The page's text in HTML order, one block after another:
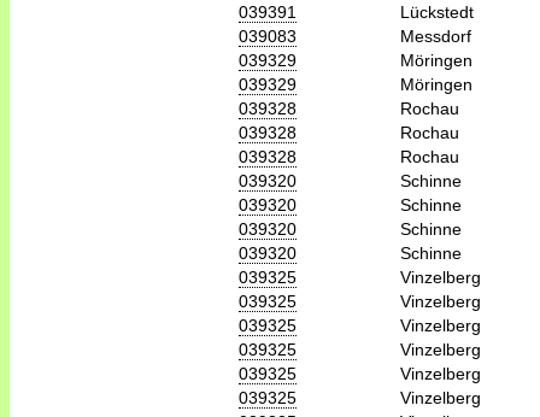
039391
Lückstedt
039083
Messdorf
039329
Möringen
039329
Möringen
039328
Rochau
039328
Rochau
039328
Rochau
039320
Schinne
039320
Schinne
039320
Schinne
039320
Schinne
039325
Vinzelberg
039325
Vinzelberg
039325
Vinzelberg
039325
Vinzelberg
039325
Vinzelberg
039325
Vinzelberg